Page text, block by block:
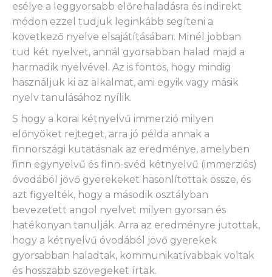
esélye a leggyorsabb előrehaladásra és indirekt
módon ezzel tudjuk leginkább segíteni a
következő nyelve elsajátításában. Minél jobban
tud két nyelvet, annál gyorsabban halad majd a
harmadik nyelvével. Az is fontos, hogy mindig
használjuk ki az alkalmat, ami egyik vagy másik
nyelv tanulásához nyílik.
S hogy a korai kétnyelvű immerzió milyen
előnyöket rejteget, arra jó példa annak a
finnországi kutatásnak az eredménye, amelyben
finn egynyelvű és finn-svéd kétnyelvű (immerziós)
óvodából jövő gyerekeket hasonlítottak össze, és
azt figyelték, hogy a második osztályban
bevezetett angol nyelvet milyen gyorsan és
hatékonyan tanulják. Arra az eredményre jutottak,
hogy a kétnyelvű óvodából jövő gyerekek
gyorsabban haladtak, kommunikatívabbak voltak
és hosszabb szövegeket írtak.